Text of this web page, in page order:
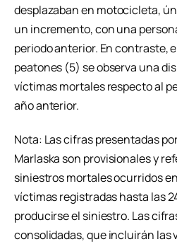
desplazaban en motocicleta,
un incremento, con una
periodo anterior. En contraste,
peatones (5) se observa una
víctimas mortales respecto al
año anterior.
Nota: Las cifras presentadas
Marlaska son provisionales y
siniestros mortales ocurridos
víctimas registradas hasta las
producirse el siniestro. Las
consolidadas, que incluirán las